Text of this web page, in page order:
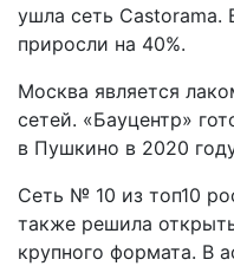
ушла сеть Castorama.
приросли на 40%.
Москва является
сетей. «Бауцентр»
в Пушкино в 2020
Сеть № 10 из топ­10
также решила
крупного формата. В